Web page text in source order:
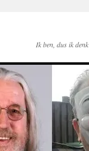
Ik ben, dus ik denk